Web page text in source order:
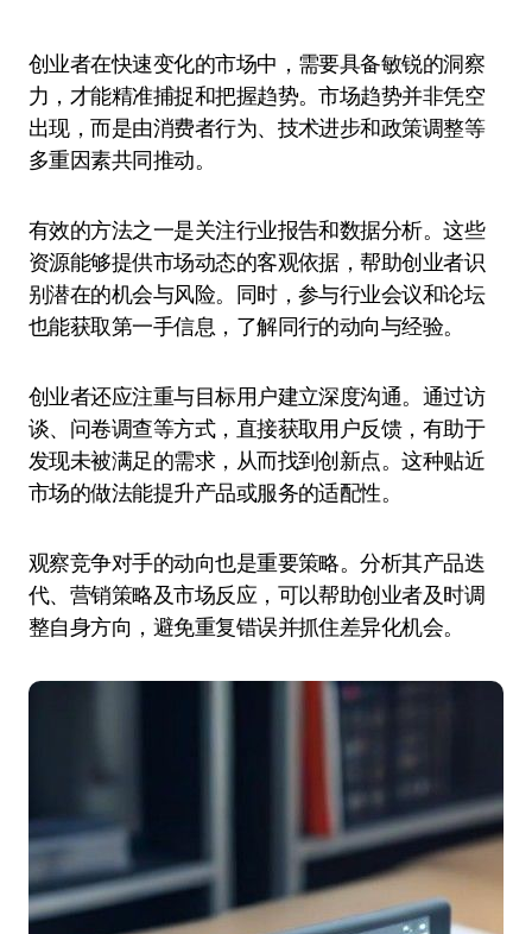
创业者在快速变化的市场中，需要具备敏锐的洞察
力，才能精准捕捉和把握趋势。市场趋势并非凭空
出现，而是由消费者行为、技术进步和政策调整等
多重因素共同推动。
有效的方法之一是关注行业报告和数据分析。这些
资源能够提供市场动态的客观依据，帮助创业者识
别潜在的机会与风险。同时，参与行业会议和论坛
也能获取第一手信息，了解同行的动向与经验。
创业者还应注重与目标用户建立深度沟通。通过访
谈、问卷调查等方式，直接获取用户反馈，有助于
发现未被满足的需求，从而找到创新点。这种贴近
市场的做法能提升产品或服务的适配性。
观察竞争对手的动向也是重要策略。分析其产品迭
代、营销策略及市场反应，可以帮助创业者及时调
整自身方向，避免重复错误并抓住差异化机会。